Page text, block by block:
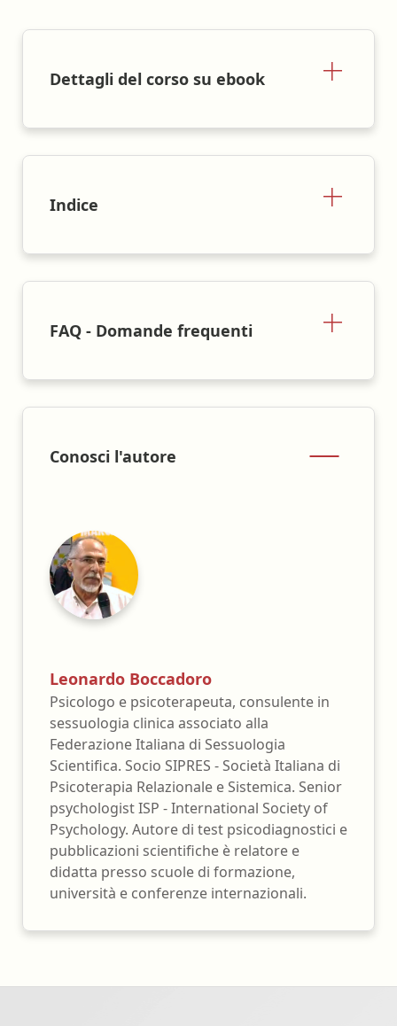
Dettagli del corso su ebook
Indice
FAQ - Domande frequenti
Conosci l'autore
Leonardo Boccadoro
Psicologo e psicoterapeuta, consulente in
sessuologia clinica associato alla
Federazione Italiana di Sessuologia
Scientifica. Socio SIPRES - Società Italiana di
Psicoterapia Relazionale e Sistemica. Senior
psychologist ISP - International Society of
Psychology. Autore di test psicodiagnostici e
pubblicazioni scientifiche è relatore e
didatta presso scuole di formazione,
università e conferenze internazionali.